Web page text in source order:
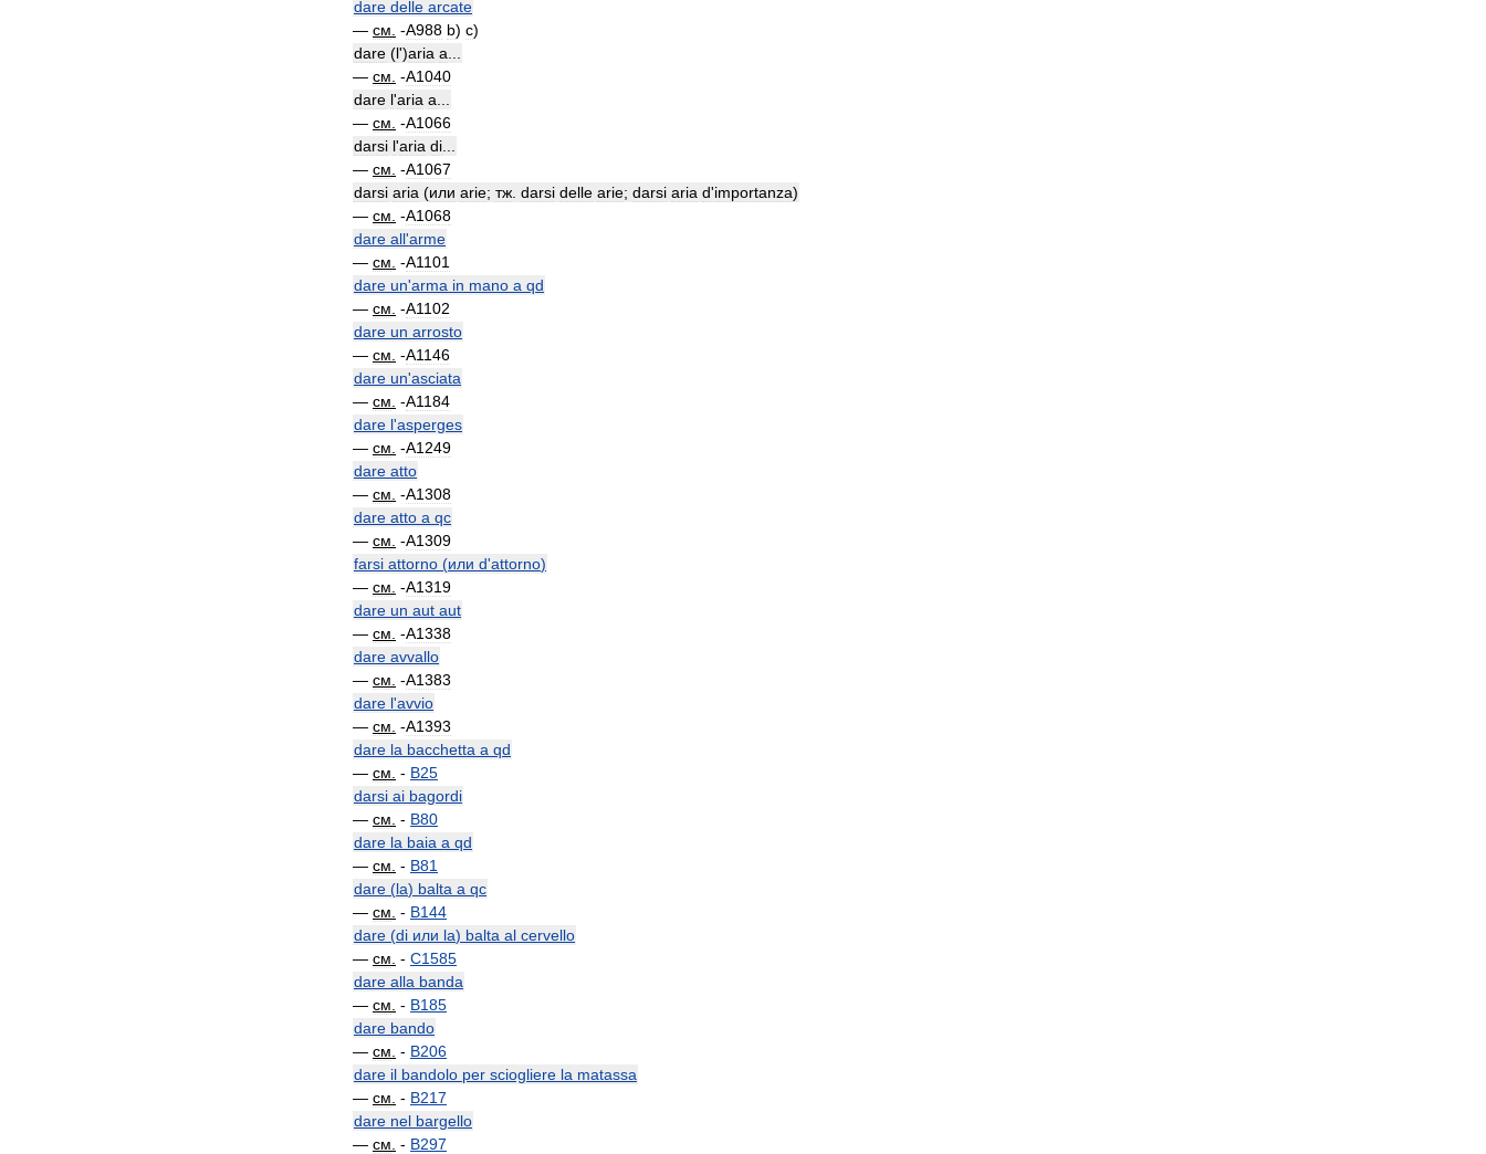
dare delle arcate
— см -A988 b) c)
dare (l')aria a
— см -A1040
dare l'aria a
— см -A1066
darsi l'aria di
— см -A1067
darsi aria (или arie; тж darsi delle arie; darsi aria d'importanza)
— см -A1068
dare all'arme
— см -A1101
dare un'arma in mano a qd
— см -A1102
dare un arrosto
— см -A1146
dare un'asciata
— см -A1184
dare l'asperges
— см -A1249
dare atto
— см -A1308
dare atto a qc
— см -A1309
farsi attorno (или d'attorno)
— см -A1319
dare un aut aut
— см -A1338
dare avvallo
— см -A1383
dare l'avvio
— см -A1393
dare la bacchetta a qd
— см - B25
darsi ai bagordi
— см - B80
dare la baia a qd
— см - B81
dare (la) balta a qc
— см - B144
dare (di или la) balta al cervello
— см - C1585
dare alla banda
— см - B185
dare bando
— см - B206
dare il bandolo per sciogliere la matassa
— см - B217
dare nel bargello
— см - B297